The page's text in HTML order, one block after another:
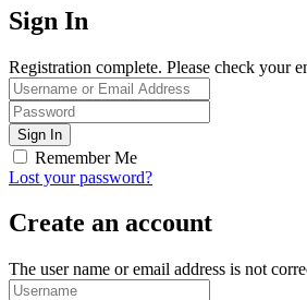
Sign In
Registration complete. Please check your
Remember Me
Lost your password?
Create an account
The user name or email address is not